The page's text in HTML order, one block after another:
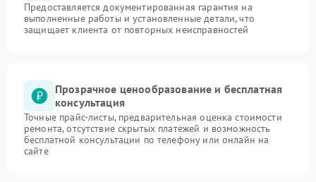
Предоставляется документированная гарантия на
выполненные работы и установленные детали, что
защищает клиента от повторных неисправностей
Прозрачное ценообразование и бесплатная
консультация
Точные прайс-листы, предварительная оценка стоимости
ремонта, отсутствие скрытых платежей и возможность
бесплатной консультации по телефону или онлайн на
сайте